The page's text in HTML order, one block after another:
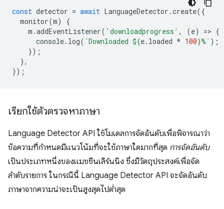
const detector = await LanguageDetector .create({
monitor(m)
{
m .addEventListener( 'downloadprogress' , (e) => {
console. log( `Downloaded ${e. loaded * 100}%` );
});
},
});
เรียกใช้ตัวตรวจหาภาษา
Language Detector API ใช้โมเดลการจัดอันดับเพื่อพิจารณาว่า
ข้อความที่กำหนดมีแนวโน้มที่จะใช้ภาษาใดมากที่สุด การจัดอันดับ
เป็นประเภทหนึ่งของแมชชีนเลิร์นนิง ซึ่งมีวัตถุประสงค์เพื่อจัด
ลำดับรายการ ในกรณีนี้ Language Detector API จะจัดอันดับ
ภาษาจากความน่าจะเป็นสูงสุดไปต่ำสุด